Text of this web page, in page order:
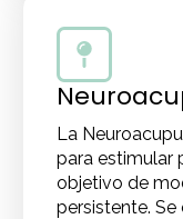
La
para estimular
objetivo de
persistente.